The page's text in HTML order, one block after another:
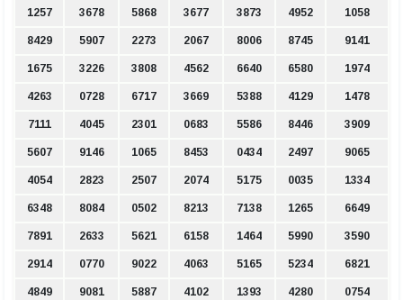
1257 3678 5868 3677 3873 4952 1058
8429 5907 2273 2067 8006 8745 9141
1675 3226 3808 4562 6640 6580 1974
4263 0728 6717 3669 5388 4129 1478
7111 4045 2301 0683 5586 8446 3909
5607 9146 1065 8453 0434 2497 9065
4054 2823 2507 2074 5175 0035 1334
6348 8084 0502 8213 7138 1265 6649
7891 2633 5621 6158 1464 5990 3590
2914 0770 9022 4063 5165 5234 6821
4849 9081 5887 4102 1393 4280 0754